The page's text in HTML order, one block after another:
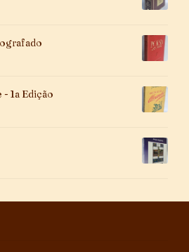
1a Edição